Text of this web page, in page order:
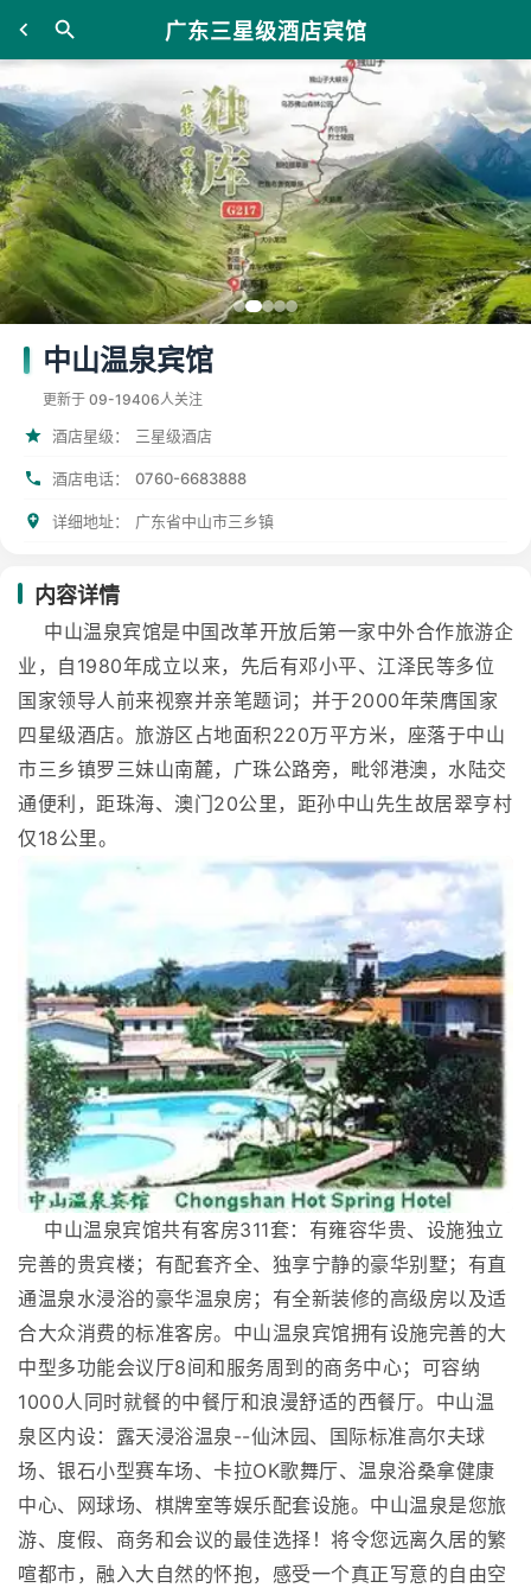
广东三星级酒店宾馆
中山温泉宾馆
更新于 09-19406人关注
酒店星级： 三星级酒店
酒店电话： 0760-6683888
详细地址： 广东省中山市三乡镇
内容详情
中山温泉宾馆是中国改革开放后第一家中外合作旅游企
业，自1980年成立以来，先后有邓小平、江泽民等多位
国家领导人前来视察并亲笔题词；并于2000年荣膺国家
四星级酒店。旅游区占地面积220万平方米，座落于中山
市三乡镇罗三妹山南麓，广珠公路旁，毗邻港澳，水陆交
通便利，距珠海、澳门20公里，距孙中山先生故居翠亨村
仅18公里。
中山温泉宾馆共有客房311套：有雍容华贵、设施独立
完善的贵宾楼；有配套齐全、独享宁静的豪华别墅；有直
通温泉水浸浴的豪华温泉房；有全新装修的高级房以及适
合大众消费的标准客房。中山温泉宾馆拥有设施完善的大
中型多功能会议厅8间和服务周到的商务中心；可容纳
1000人同时就餐的中餐厅和浪漫舒适的西餐厅。中山温
泉区内设：露天浸浴温泉--仙沐园、国际标准高尔夫球
场、银石小型赛车场、卡拉OK歌舞厅、温泉浴桑拿健康
中心、网球场、棋牌室等娱乐配套设施。中山温泉是您旅
游、度假、商务和会议的最佳选择！将令您远离久居的繁
喧都市，融入大自然的怀抱，感受一个真正写意的自由空